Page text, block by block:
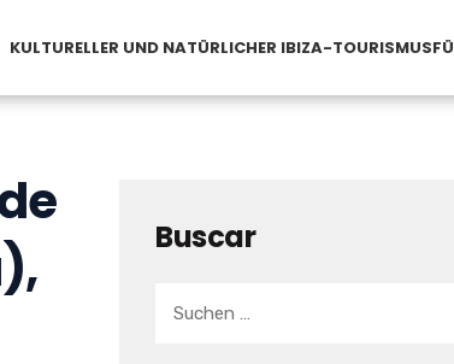
KULTURELLER UND NATÜRLICHER IBIZA-
Buscar